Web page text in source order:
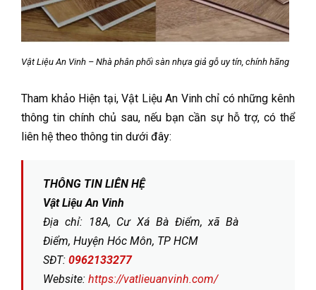
Vật Liệu An Vinh – Nhà phân phối sàn nhựa giả gỗ uy tín, chính hãng
Tham khảo Hiện tại, Vật Liệu An Vinh chỉ có những kênh
thông tin chính chủ sau, nếu bạn cần sự hỗ trợ, có thể
liên hệ theo thông tin dưới đây:
THÔNG TIN LIÊN HỆ
Vật Liệu An Vinh
Địa chỉ: 18A, Cư Xá Bà Điểm, xã Bà
Điểm, Huyện Hóc Môn, TP HCM
SĐT: 0962133277
Website: https://vatlieuanvinh.com/